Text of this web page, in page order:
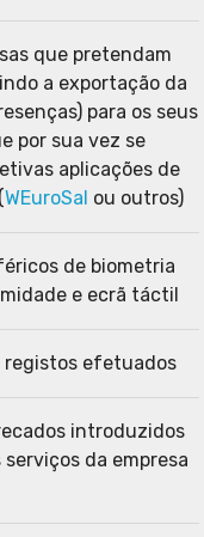
que pretendam
a exportação da
para os seus
por sua vez se
aplicações de
WEuroSal ou outros)
de biometria
e ecrã táctil
registos efetuados
introduzidos
da empresa